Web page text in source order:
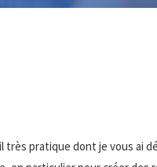
pratique dont je vous ai